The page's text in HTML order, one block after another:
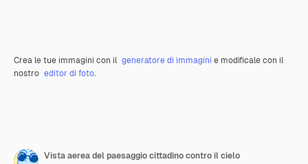
Crea le tue immagini con il generatore di immagini e modificale con il
nostro editor di foto.
Vista aerea del paesaggio cittadino contro il cielo